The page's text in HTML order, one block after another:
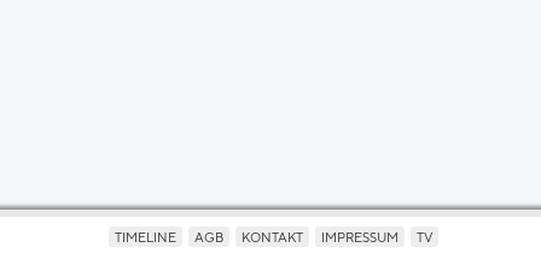
TIMELINE AGB KONTAKT IMPRESSUM TV